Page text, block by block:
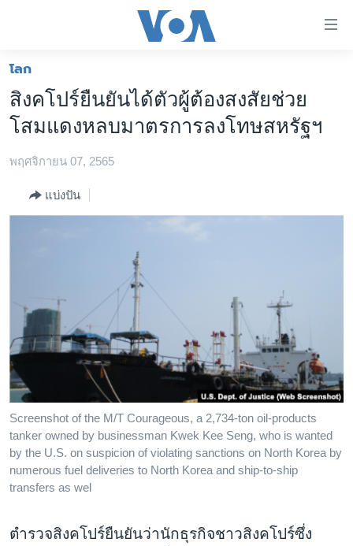
ต่อ
ข้าม
ไป
เนื้อหา
ข้าม
ค้นหา
หน้าหลัก
โลก
เอเชีย
สหรัฐฯ
ไทย
ไลฟ์สไตล์
ตรวจสอบข่าว
เรียนรู้ภาษาอังกฤษ
พอดคาสต์
ติดตามเรา
โลก
สิงคโปร์ยืนยันได้ตัวผู้ต้องสงสัยช่วย
โสมแดงหลบมาตรการลงโทษสหรัฐฯ
พฤศจิกายน 07, 2565
แบ่งปัน
Screenshot of the M/T Courageous, a 2,734-ton oil-products
tanker owned by businessman Kwek Kee Seng, who is wanted
by the U.S. on suspicion of violating sanctions on North Korea by
numerous fuel deliveries to North Korea and ship-to-ship
transfers as wel
ตำรวจสิงคโปร์ยืนยันว่านักธุรกิจชาวสิงคโปร์ซึ่ง